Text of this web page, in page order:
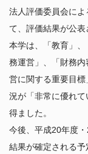
学生の表彰
課外活動
その他キャン
キャリア・就
各種証明書の
健康管理・相
卒業生に関す
国際展開につ
留学について
ニュース
アクセス
キャンパスマップ
お問い合わせ
サイトポリシー
教職員公募
法人評価委員会に
て、評価結果が公表
本学は、「教育」
務運営」、「財務
営に関する重要目
況が「非常に優れ
得ました。
今後、平成20年度
結果が確定される予